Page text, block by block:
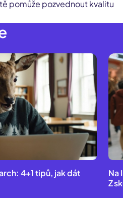
pomůže pozvednout kvalitu
4+1 tipů, jak dát
Na
Z